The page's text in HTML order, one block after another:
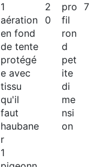
1
aération
en fond
de tente
protégé
e avec
tissu
qu'il
faut
haubane
r
1
2
0
pro
fil
ron
d
pet
ite
di
me
nsi
on
7